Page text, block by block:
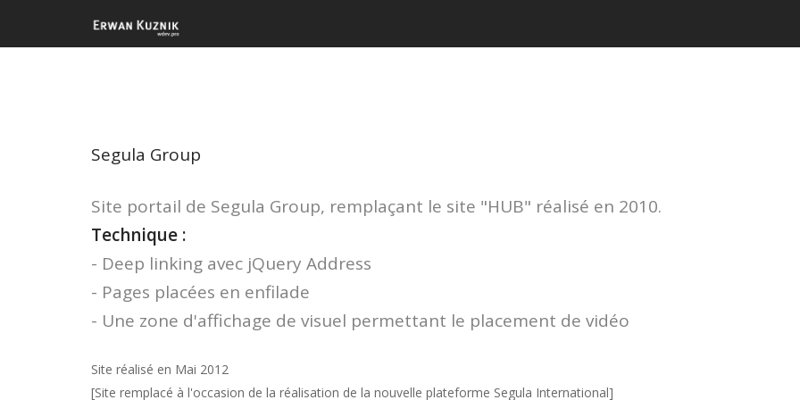
Segula Group
Site portail de Segula Group, remplaçant le site "HUB" réalisé en 2010.
Technique :
- Deep linking avec jQuery Address
- Pages placées en enfilade
- Une zone d'affichage de visuel permettant le placement de vidéo
Site réalisé en Mai 2012
[Site remplacé à l'occasion de la réalisation de la nouvelle plateforme Segula International]